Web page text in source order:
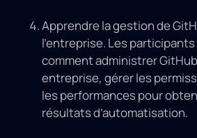
Apprendre la gestion de
l’entreprise. Les
comment administrer
entreprise, gérer les
les performances pour
résultats d’automatisation.